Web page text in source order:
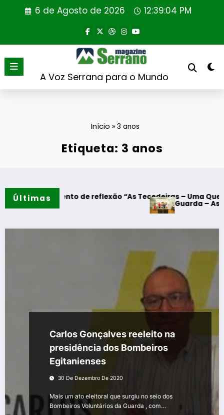
6 de Agosto de 2026 12:39:04 PM
A Voz Serrana para o Mundo
Início »3 anos
Etiqueta: 3 anos
Últimas
Momento de reflexão “As Tecedeiras – Uma Questão de
Guarda – Assinatura
Carlos Gonçalves reeleito na
presidência dos Bombeiros
Egitanienses
30 De Dezembro De 2020
Mais um ato eleitoral que surgiu no seio dos
Bombeiros Voluntários da Guarda , com…